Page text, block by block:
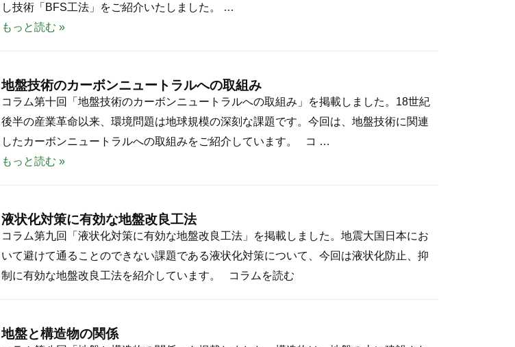
問
題
し技術「BFS工法」をご紹介いたしました。 …
・
測
産
性
向
上
展
P
E
もっと読む »
地盤技術のカーボンニュートラルへの取組み
コラム第十回「地盤技術のカーボンニュートラルへの取組み」を掲載しました。18世紀
後半の産業革命以来、環境問題は地球規模の深刻な課題です。今回は、地盤技術に関連
したカーボンニュートラルへの取組みをご紹介しています。 コ …
地
盤
技
術
ー
ボ
ン
ニ
ト
もっと読む »
液状化対策に有効な地盤改良工法
コラム第九回「液状化対策に有効な地盤改良工法」を掲載しました。地震大国日本にお
いて避けて通ることのできない課題である液状化対策について、今回は液状化防止、抑
制に有効な地盤改良工法を紹介しています。 コラムを読む
地盤と構造物の関係